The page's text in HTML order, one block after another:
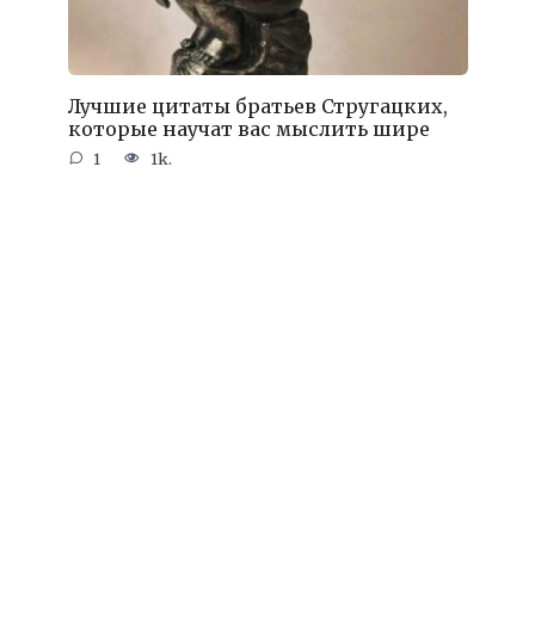
Лучшие цитаты братьев Стругацких,
которые научат вас мыслить шире
1 1k.